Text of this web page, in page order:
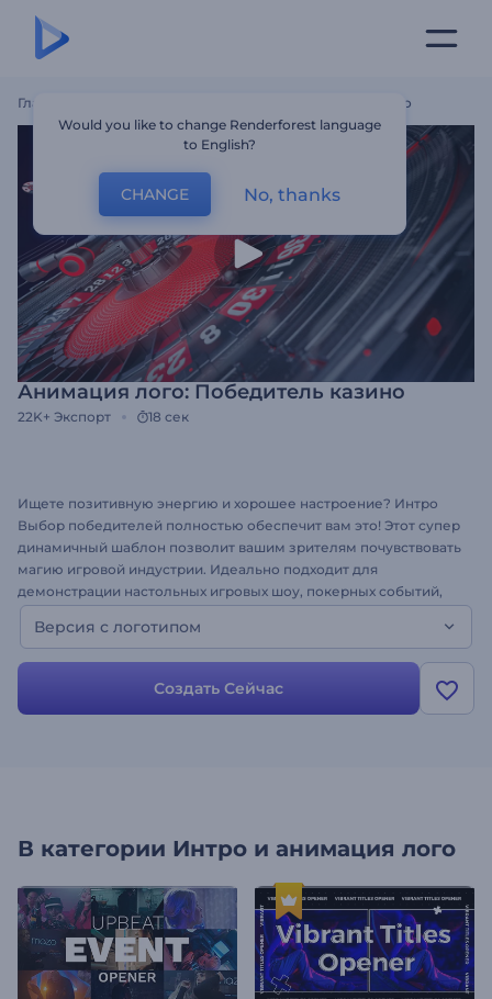
Главная Анимация Лого: Победитель Казино
Анимация лого: Победитель казино
22K+ Экспорт 18 сек
Ищете позитивную энергию и хорошее настроение? Интро
Выбор победителей полностью обеспечит вам это! Этот супер
динамичный шаблон позволит вашим зрителям почувствовать
магию игровой индустрии. Идеально подходит для
демонстрации настольных игровых шоу, покерных событий,
онлайн игр, игровых каналов, видео блогов, промо-акций и
многого другого. Загрузите свой логотип прямо сейчас и
Версия с логотипом
Создать Сейчас
В категории Интро и анимация лого
Would you like to change Renderforest language
to English?
CHANGE No, thanks